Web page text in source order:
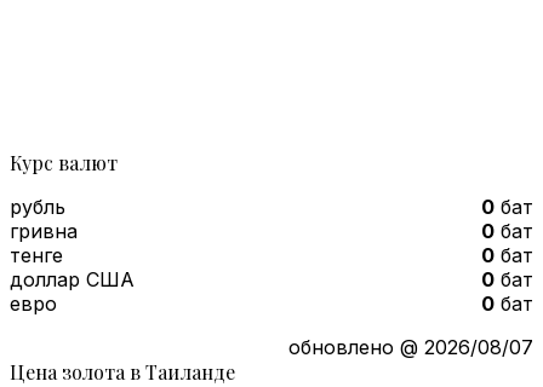
Курс валют
рубль 0 бат
гривна
0 бат
тенге
0 бат
доллар США
0 бат
евро
0 бат
обновлено @ 2026/08/07
Цена золота в Таиланде